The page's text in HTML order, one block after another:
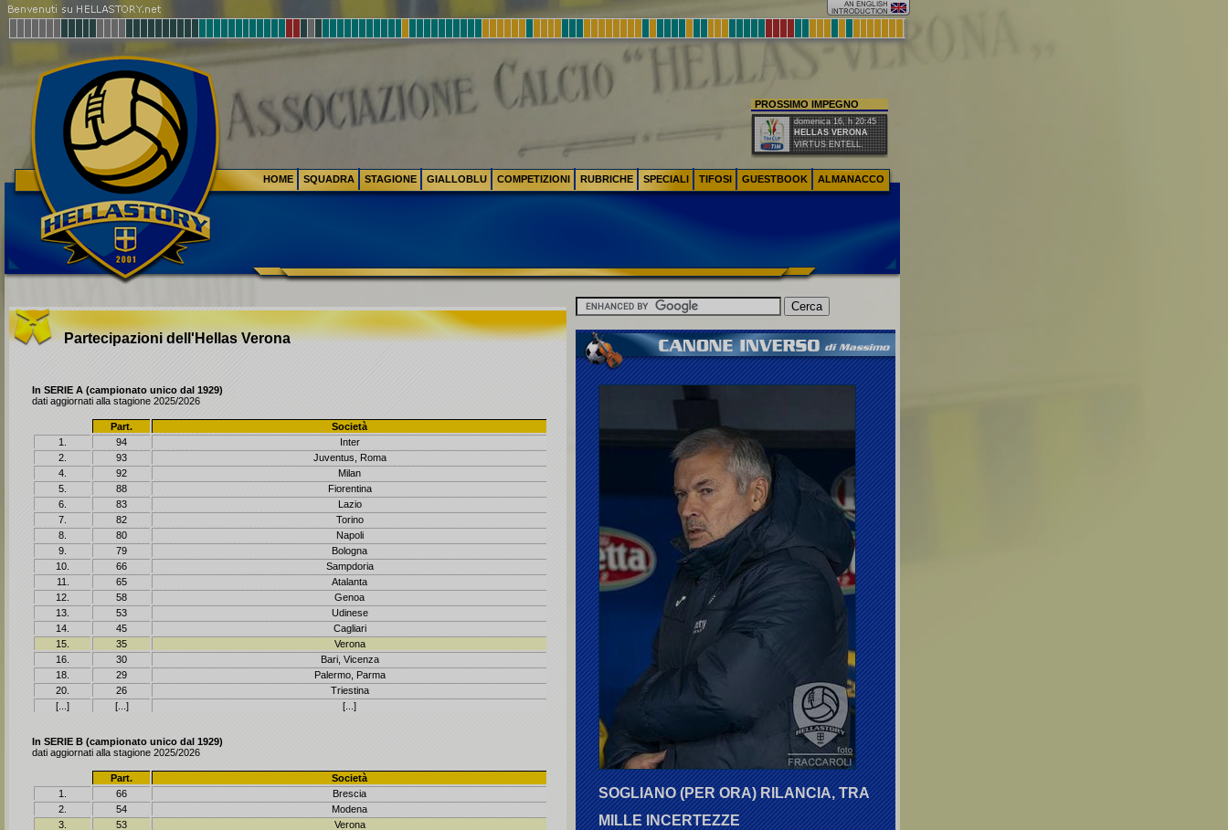
PROSSIMO IMPEGNO
domenica 16, h 20:45
HELLAS VERONA
VIRTUS ENTELL.
Partecipazioni dell'Hellas Verona
In SERIE A (campionato unico dal 1929)
dati aggiornati alla stagione 2025/2026
Part.
Società
1.
94
Inter
2.
93
Juventus, Roma
4.
92
Milan
5.
88
Fiorentina
6.
83
Lazio
7.
82
Torino
8.
80
Napoli
9.
79
Bologna
10.
66
Sampdoria
11.
65
Atalanta
12.
58
Genoa
13.
53
Udinese
14.
45
Cagliari
15.
35
Verona
16.
30
Bari, Vicenza
18.
29
Palermo, Parma
20.
26
Triestina
[...]
[...] [...]
In SERIE B (campionato unico dal 1929)
dati aggiornati alla stagione 2025/2026
Part.
Società
1.
66
Brescia
2.
54
Modena
3.
53
Verona
SOGLIANO (PER ORA) RILANCIA, TRA
MILLE INCERTEZZE
HOME SQUADRA STAGIONE GIALLOBLU COMPETIZIONI RUBRICHE SPECIALI TIFOSI GUESTBOOK ALMANACCO